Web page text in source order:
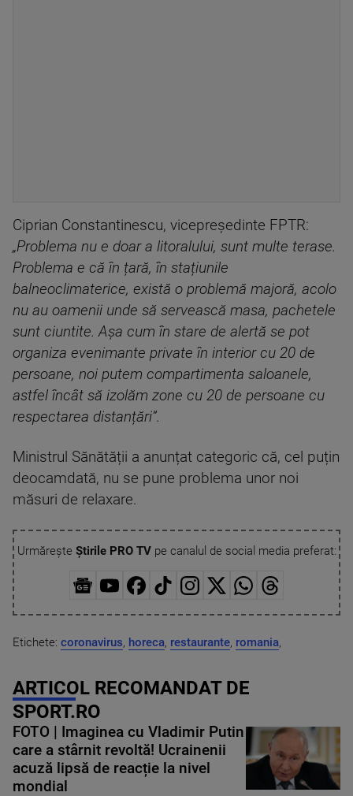
Ciprian Constantinescu, vicepreședinte FPTR:
„Problema nu e doar a litoralului, sunt multe terase.
Problema e că în țară, în stațiunile
balneoclimaterice, există o problemă majoră, acolo
nu au oamenii unde să servească masa, pachetele
sunt ciuntite. Așa cum în stare de alertă se pot
organiza evenimante private în interior cu 20 de
persoane, noi putem compartimenta saloanele,
astfel încât să izolăm zone cu 20 de persoane cu
respectarea distanțări”.
Ministrul Sănătății a anunțat categoric că, cel puțin
deocamdată, nu se pune problema unor noi
măsuri de relaxare.
Urmărește Știrile PRO TVpe canalul de social media preferat:
Etichete: coronavirus, horeca, restaurante, romania,
ARTICOL RECOMANDAT DE
SPORT.RO
FOTO | Imaginea cu Vladimir Putin
care a stârnit revoltă! Ucrainenii
acuză lipsă de reacție la nivel
mondial